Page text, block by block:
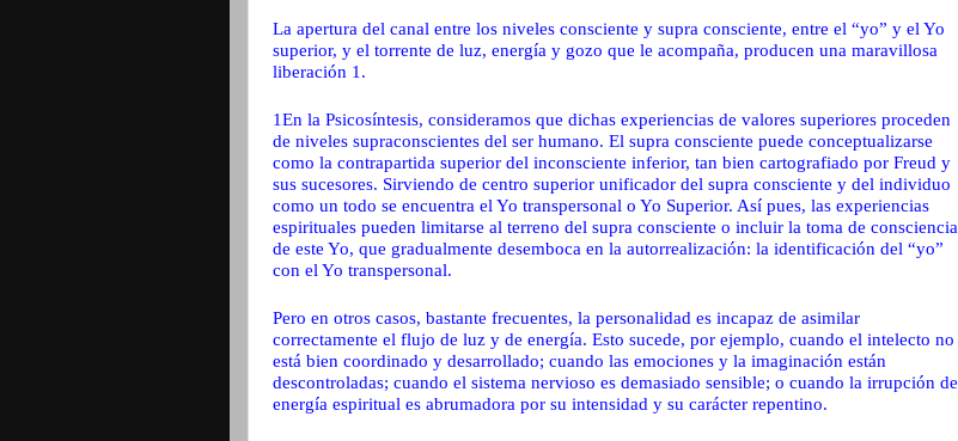
La apertura del canal entre los niveles consciente y supra consciente, entre el “yo” y el Yo
superior, y el torrente de luz, energía y gozo que le acompaña, producen una maravillosa
liberación 1.
1En la Psicosíntesis, consideramos que dichas experiencias de valores superiores proceden
de niveles supraconscientes del ser humano. El supra consciente puede conceptualizarse
como la contrapartida superior del inconsciente inferior, tan bien cartografiado por Freud y
sus sucesores. Sirviendo de centro superior unificador del supra consciente y del individuo
como un todo se encuentra el Yo transpersonal o Yo Superior. Así pues, las experiencias
espirituales pueden limitarse al terreno del supra consciente o incluir la toma de consciencia
de este Yo, que gradualmente desemboca en la autorrealización: la identificación del “yo”
con el Yo transpersonal.
Pero en otros casos, bastante frecuentes, la personalidad es incapaz de asimilar
correctamente el flujo de luz y de energía. Esto sucede, por ejemplo, cuando el intelecto no
está bien coordinado y desarrollado; cuando las emociones y la imaginación están
descontroladas; cuando el sistema nervioso es demasiado sensible; o cuando la irrupción de
energía espiritual es abrumadora por su intensidad y su carácter repentino.